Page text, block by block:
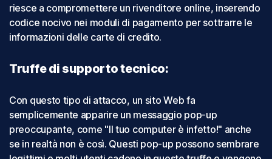
riesce a compromettere un rivenditore online, inserendo
codice nocivo nei moduli di pagamento per sottrarre le
informazioni delle carte di credito.
Truffe di supporto tecnico:
Con questo tipo di attacco, un sito Web fa
semplicemente apparire un messaggio pop-up
preoccupante, come "Il tuo computer è infetto!" anche
se in realtà non è così. Questi pop-up possono sembrare